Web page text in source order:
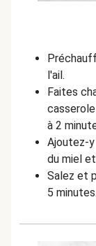
l'ail.
Faites
à 2
Ajoutez-
du miel
Salez et
5 minutes.